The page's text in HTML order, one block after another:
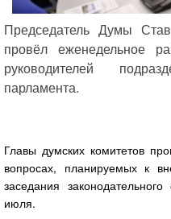
Председатель Думы
провёл еженедельное
руководителей
парламента.
Главы думских комитетов
вопросах, планируемых к
заседания
июля.